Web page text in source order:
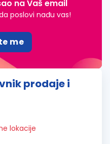
na Vaš email
poslovi nađu vas!
me
prodaje i
lokacije